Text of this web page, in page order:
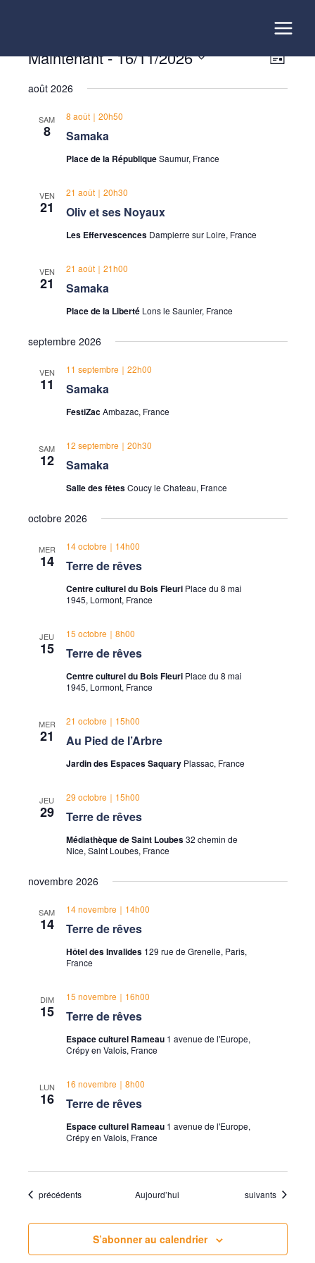
Navigation
Liste
Maintenant - 16/11/2026
une
août 2026
SAM
8 Samaka
8 août｜20h50
Place de la RépubliqueSaumur, France
VEN
21 Oliv et ses Noyaux
21 août｜20h30
Les Effervescences Dampierre sur Loire, France
VEN
21 Samaka
21 août｜21h00
Place de la Liberté Lons le Saunier, France
septembre 2026
VEN
11 Samaka
11 septembre｜22h00
FestiZacAmbazac, France
SAM
12 Samaka
12 septembre｜20h30
Salle des fêtesCoucy le Chateau, France
octobre 2026
MER
14 Terre de rêves
14 octobre｜14h00
Centre culturel du Bois Fleuri Place du 8 mai
1945, Lormont, France
JEU
15 Terre de rêves
15 octobre｜8h00
Centre culturel du Bois Fleuri Place du 8 mai
1945, Lormont, France
MER
21 Au Pied de l’Arbre
21 octobre｜15h00
Jardin des Espaces Saquary Plassac, France
JEU
29 Terre de rêves
29 octobre｜15h00
Médiathèque de Saint Loubes32 chemin de
Nice, Saint Loubes, France
novembre 2026
SAM
14 Terre de rêves
14 novembre｜14h00
Hôtel des Invalides 129 rue de Grenelle, Paris,
France
DIM
15 Terre de rêves
15 novembre｜16h00
Espace culturel Rameau 1 avenue de l'Europe,
Crépy en Valois, France
LUN
16 Terre de rêves
16 novembre｜8h00
Espace culturel Rameau 1 avenue de l'Europe,
Crépy en Valois, France
Évènements
précédents Aujourd’hui Évènements
suivants
S’abonner au calendrier